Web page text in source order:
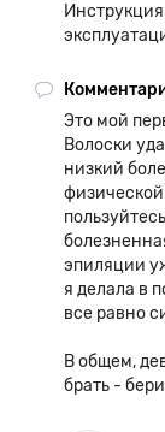
Это мой
Волоски
низкий
физической
эпиляции
я делала в
все равно
В общем,
брать -